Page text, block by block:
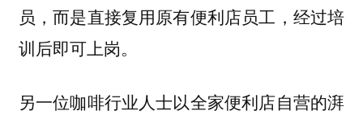
员，而是直接复用原有便利店员工，经过培
训后即可上岗。
另一位咖啡行业人士以全家便利店自营的湃